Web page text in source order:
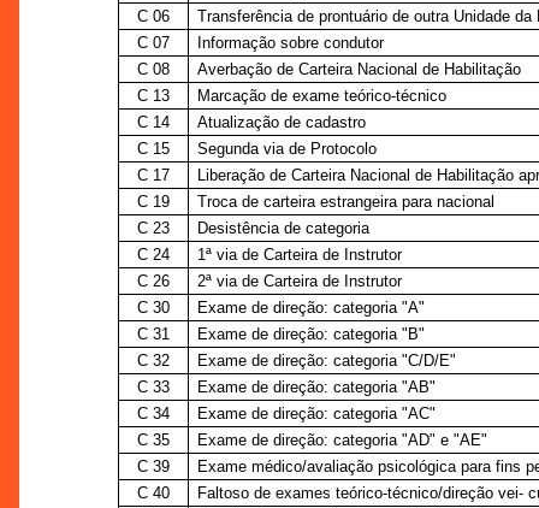
C 06
Transferência de prontuário de outra Unidade da
C 07
Informação sobre condutor
C 08
Averbação de Carteira Nacional de Habilitação
C 13
Marcação de exame teórico-técnico
C 14
Atualização de cadastro
C 15
Segunda via de Protocolo
C 17
Liberação de Carteira Nacional de Habilitação
C 19
Troca de carteira estrangeira para nacional
C 23
Desistência de categoria
C 24
1ª via de Carteira de Instrutor
C 26
2ª via de Carteira de Instrutor
C 30
Exame de direção: categoria "A"
C 31
Exame de direção: categoria "B"
C 32
Exame de direção: categoria "C/D/E"
C 33
Exame de direção: categoria "AB"
C 34
Exame de direção: categoria "AC"
C 35
Exame de direção: categoria "AD" e "AE"
C 39
Exame médico/avaliação psicológica para fins
C 40
Faltoso de exames teórico-técnico/direção vei-